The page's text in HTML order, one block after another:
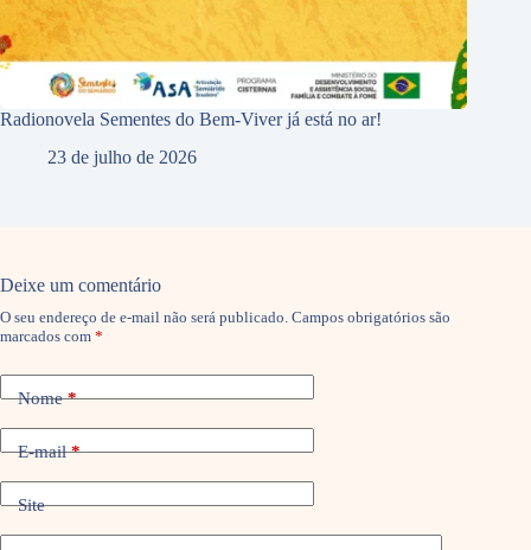
Radionovela Sementes do Bem-Viver já está no ar!
23 de julho de 2026
Deixe um comentário
O seu endereço de e-mail não será publicado. Campos obrigatórios são
marcados com *
Nome*
E-mail*
Site